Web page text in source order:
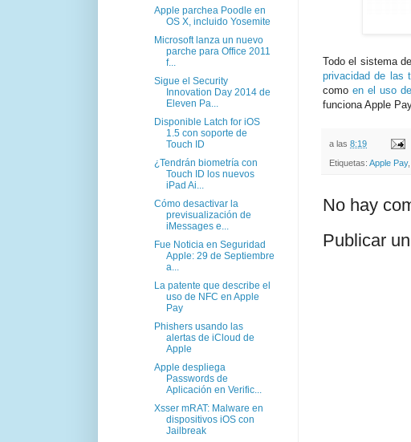
Todo el sistema
privacidad de las
como en el uso
funciona Apple
a las 8:19
Etiquetas: Apple Pay,
No hay
Publicar
Apple parchea Poodle en
OS X, incluido Yosemite
Microsoft lanza un nuevo
parche para Office 2011
f...
Sigue el Security
Innovation Day 2014 de
Eleven Pa...
Disponible Latch for iOS
1.5 con soporte de
Touch ID
¿Tendrán biometría con
Touch ID los nuevos
iPad Ai...
Cómo desactivar la
previsualización de
iMessages e...
Fue Noticia en Seguridad
Apple: 29 de Septiembre
a...
La patente que describe el
uso de NFC en Apple
Pay
Phishers usando las
alertas de iCloud de
Apple
Apple despliega
Passwords de
Aplicación en Verific...
Xsser mRAT: Malware en
dispositivos iOS con
Jailbreak